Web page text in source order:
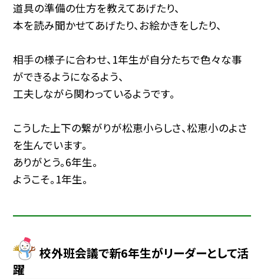
道具の準備の仕方を教えてあげたり、
本を読み聞かせてあげたり、お絵かきをしたり、
相手の様子に合わせ、1年生が自分たちで色々な事
ができるようになるよう、
工夫しながら関わっているようです。
こうした上下の繋がりが松恵小らしさ、松恵小のよさ
を生んでいます。
ありがとう。6年生。
ようこそ。1年生。
校外班会議で新6年生がリーダーとして活
躍